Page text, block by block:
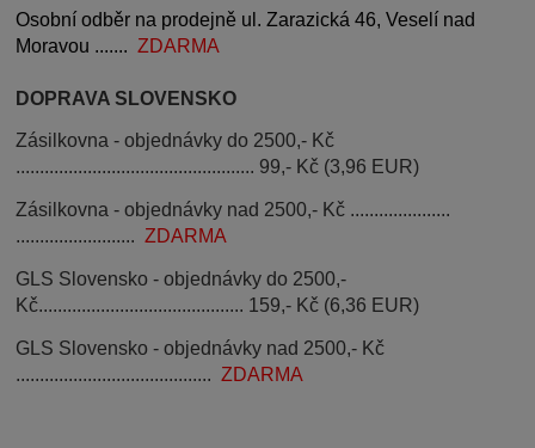
Osobní odběr na prodejně ul. Zarazická 46, Veselí nad
Moravou ....... ZDARMA
DOPRAVA SLOVENSKO
Zásilkovna - objednávky do 2500,- Kč
.................................................. 99,- Kč (3,96 EUR)
Zásilkovna - objednávky nad 2500,- Kč .....................
.........................ZDARMA
GLS Slovensko - objednávky do 2500,-
Kč........................................... 159,- Kč (6,36 EUR)
GLS Slovensko - objednávky nad 2500,- Kč
.........................................ZDARMA